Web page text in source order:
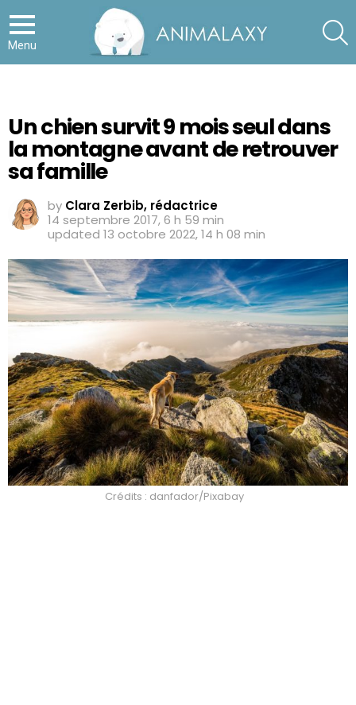
Menu
Un chien survit 9 mois seul dans
la montagne avant de retrouver
sa famille
by Clara Zerbib, rédactrice
14 septembre 2017, 6 h 59 min
updated 13 octobre 2022, 14 h 08 min
Crédits : danfador/Pixabay